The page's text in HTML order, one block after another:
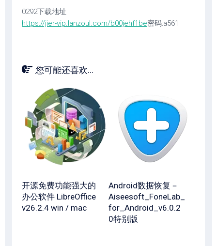
0292下载地址
https://jier-vip.lanzoul.com/b00jehf1be密码:a561
您可能还喜欢...
开源免费功能强大的
办公软件 LibreOffice
v26.2.4 win / mac
Android数据恢复－
Aiseesoft_FoneLab_
for_Android_v6.0.2
0特别版